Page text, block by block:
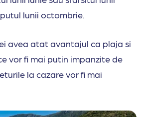
lunii octombrie.
avea atat avantajul ca plaja si
vor fi mai putin impanzite de
la cazare vor fi mai